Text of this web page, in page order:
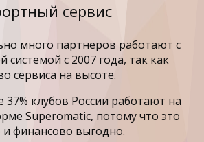
сервис
много партнеров работают с
системой c 2007 года, так как
сервиса на высоте.
37% клубов России работают на
Superomatic, потому что это
и финансово выгодно.